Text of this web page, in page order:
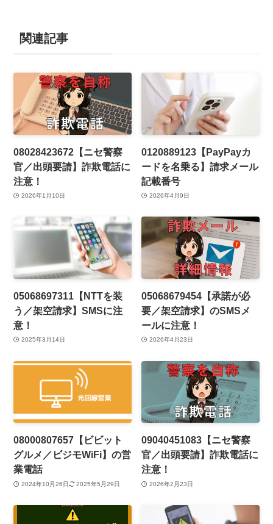
関連記事
08028423672【ニセ警察
官／出頭要請】詐欺電話に
注意！
2026年1月10日
0120889123【PayPayカ
ードを名乗る】請求メール
記載番号
2026年4月9日
05068697311【NTTを装
う／架空請求】SMSに注
意！
2025年3月14日
05068679454【承諾が必
要／架空請求】のSMSメ
ールに注意！
2026年4月23日
08000807657【ビビット
グルメ／ビジモWiFi】の営
業電話
2024年10月26日 2025年5月29日
09040451083【ニセ警察
官／出頭要請】詐欺電話に
注意！
2026年2月23日